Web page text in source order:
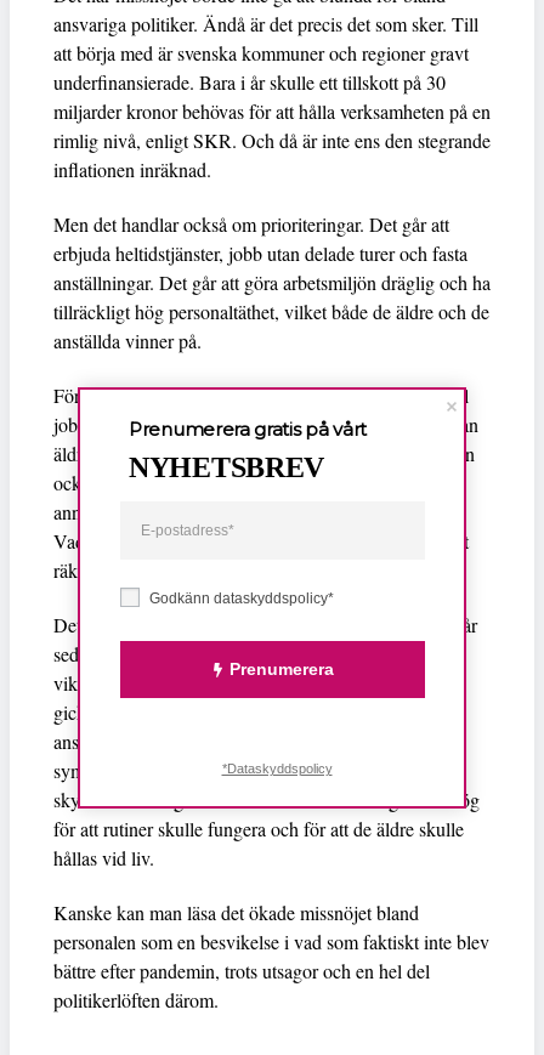
ansvariga politiker. Ändå är det precis det som sker. Till
att börja med är svenska kommuner och regioner gravt
underfinansierade. Bara i år skulle ett tillskott på 30
miljarder kronor behövas för att hålla verksamheten på en
rimlig nivå, enligt SKR. Och då är inte ens den stegrande
inflationen inräknad.
Men det handlar också om prioriteringar. Det går att
erbjuda heltidstjänster, jobb utan delade turer och fasta
anställningar. Det går att göra arbetsmiljön dräglig och ha
tillräckligt hög personaltäthet, vilket både de äldre och de
anställda vinner på.
För fortsätter samma utveckling, med allt färre som vill
jobba i branschen, handlar det bara om enstaka år innan
äldreomsorgen blir ett rejält bristyrke. Ett bristyrke men
också ett jobb som mest blir en väg vidare till något
annat.
Vad det gör med kvaliteten för de äldre är inte svårt att
räkna ut.
Det kanske märkligaste i det hela är att det bara är tre år
sedan pandemin slog till och det blev uppenbart hur
viktigt det är med en välfungerande äldreomsorg. Då
gick det inte att blunda för hur viktigt det är att de
anställda i branschen inte gick till jobbet vid minsta
symptom på smitta. Hur viktigt det var att
skyddsutrustning fanns liksom att bemanningen var hög
för att rutiner skulle fungera och för att de äldre skulle
hållas vid liv.
Kanske kan man läsa det ökade missnöjet bland
personalen som en besvikelse i vad som faktiskt inte blev
bättre efter pandemin, trots utsagor och en hel del
politikerlöften därom.
Godkänn dataskyddspolicy*
Prenumerera
Prenumerera gratis på vårt
NYHETSBREV
*Dataskyddspolicy